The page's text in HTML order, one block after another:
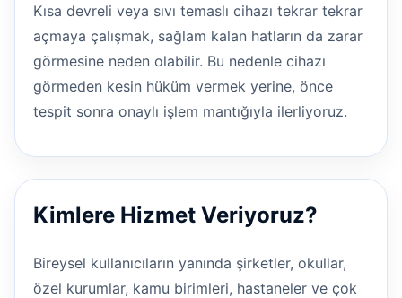
Kısa devreli veya sıvı temaslı cihazı tekrar tekrar
açmaya çalışmak, sağlam kalan hatların da zarar
görmesine neden olabilir. Bu nedenle cihazı
görmeden kesin hüküm vermek yerine, önce
tespit sonra onaylı işlem mantığıyla ilerliyoruz.
Kimlere Hizmet Veriyoruz?
Bireysel kullanıcıların yanında şirketler, okullar,
özel kurumlar, kamu birimleri, hastaneler ve çok